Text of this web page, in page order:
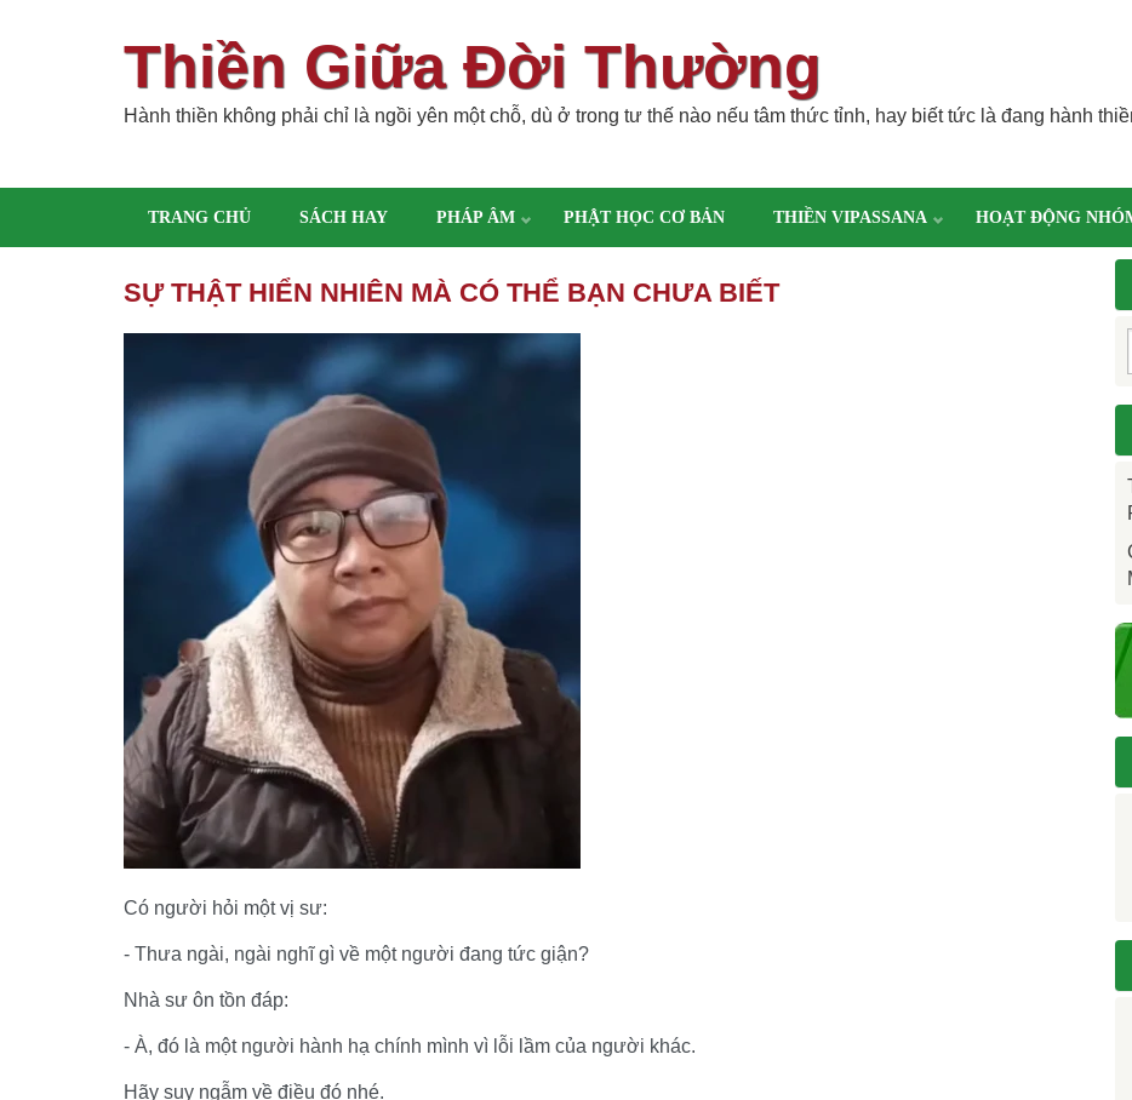
Thiền Giữa Đời Thường
Hành thiền không phải chỉ là ngồi yên một chỗ, dù ở trong tư thế nào nếu tâm thức tỉnh, hay biết tức là đang hành
TRANG CHỦ SÁCH HAY PHÁP ÂM PHẬT HỌC CƠ BẢN THIỀN VIPASSANA HOẠT ĐỘNG
SỰ THẬT HIỂN NHIÊN MÀ CÓ THỂ BẠN CHƯA BIẾT
Có người hỏi một vị sư:
- Thưa ngài, ngài nghĩ gì về một người đang tức giận?
Nhà sư ôn tồn đáp:
- À, đó là một người hành hạ chính mình vì lỗi lầm của người khác.
Hãy suy ngẫm về điều đó nhé.